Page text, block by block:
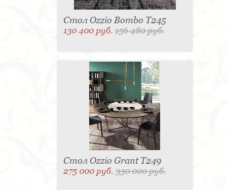
Стол Ozzio Bombo T245
130 400 руб.156 480 руб.
Стол Ozzio Grant T249
275 000 руб.330 000 руб.